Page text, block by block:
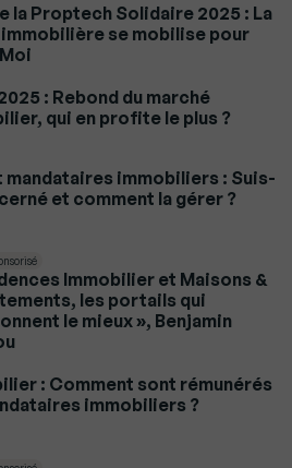
la Proptech Solidaire 2025 : La
se mobilise pour
: Rebond du marché
qui en profite le plus ?
mandataires immobiliers : Suis-
et comment la gérer ?
Immobilier et Maisons &
les portails qui
le mieux », Benjamin
: Comment sont rémunérés
immobiliers ?